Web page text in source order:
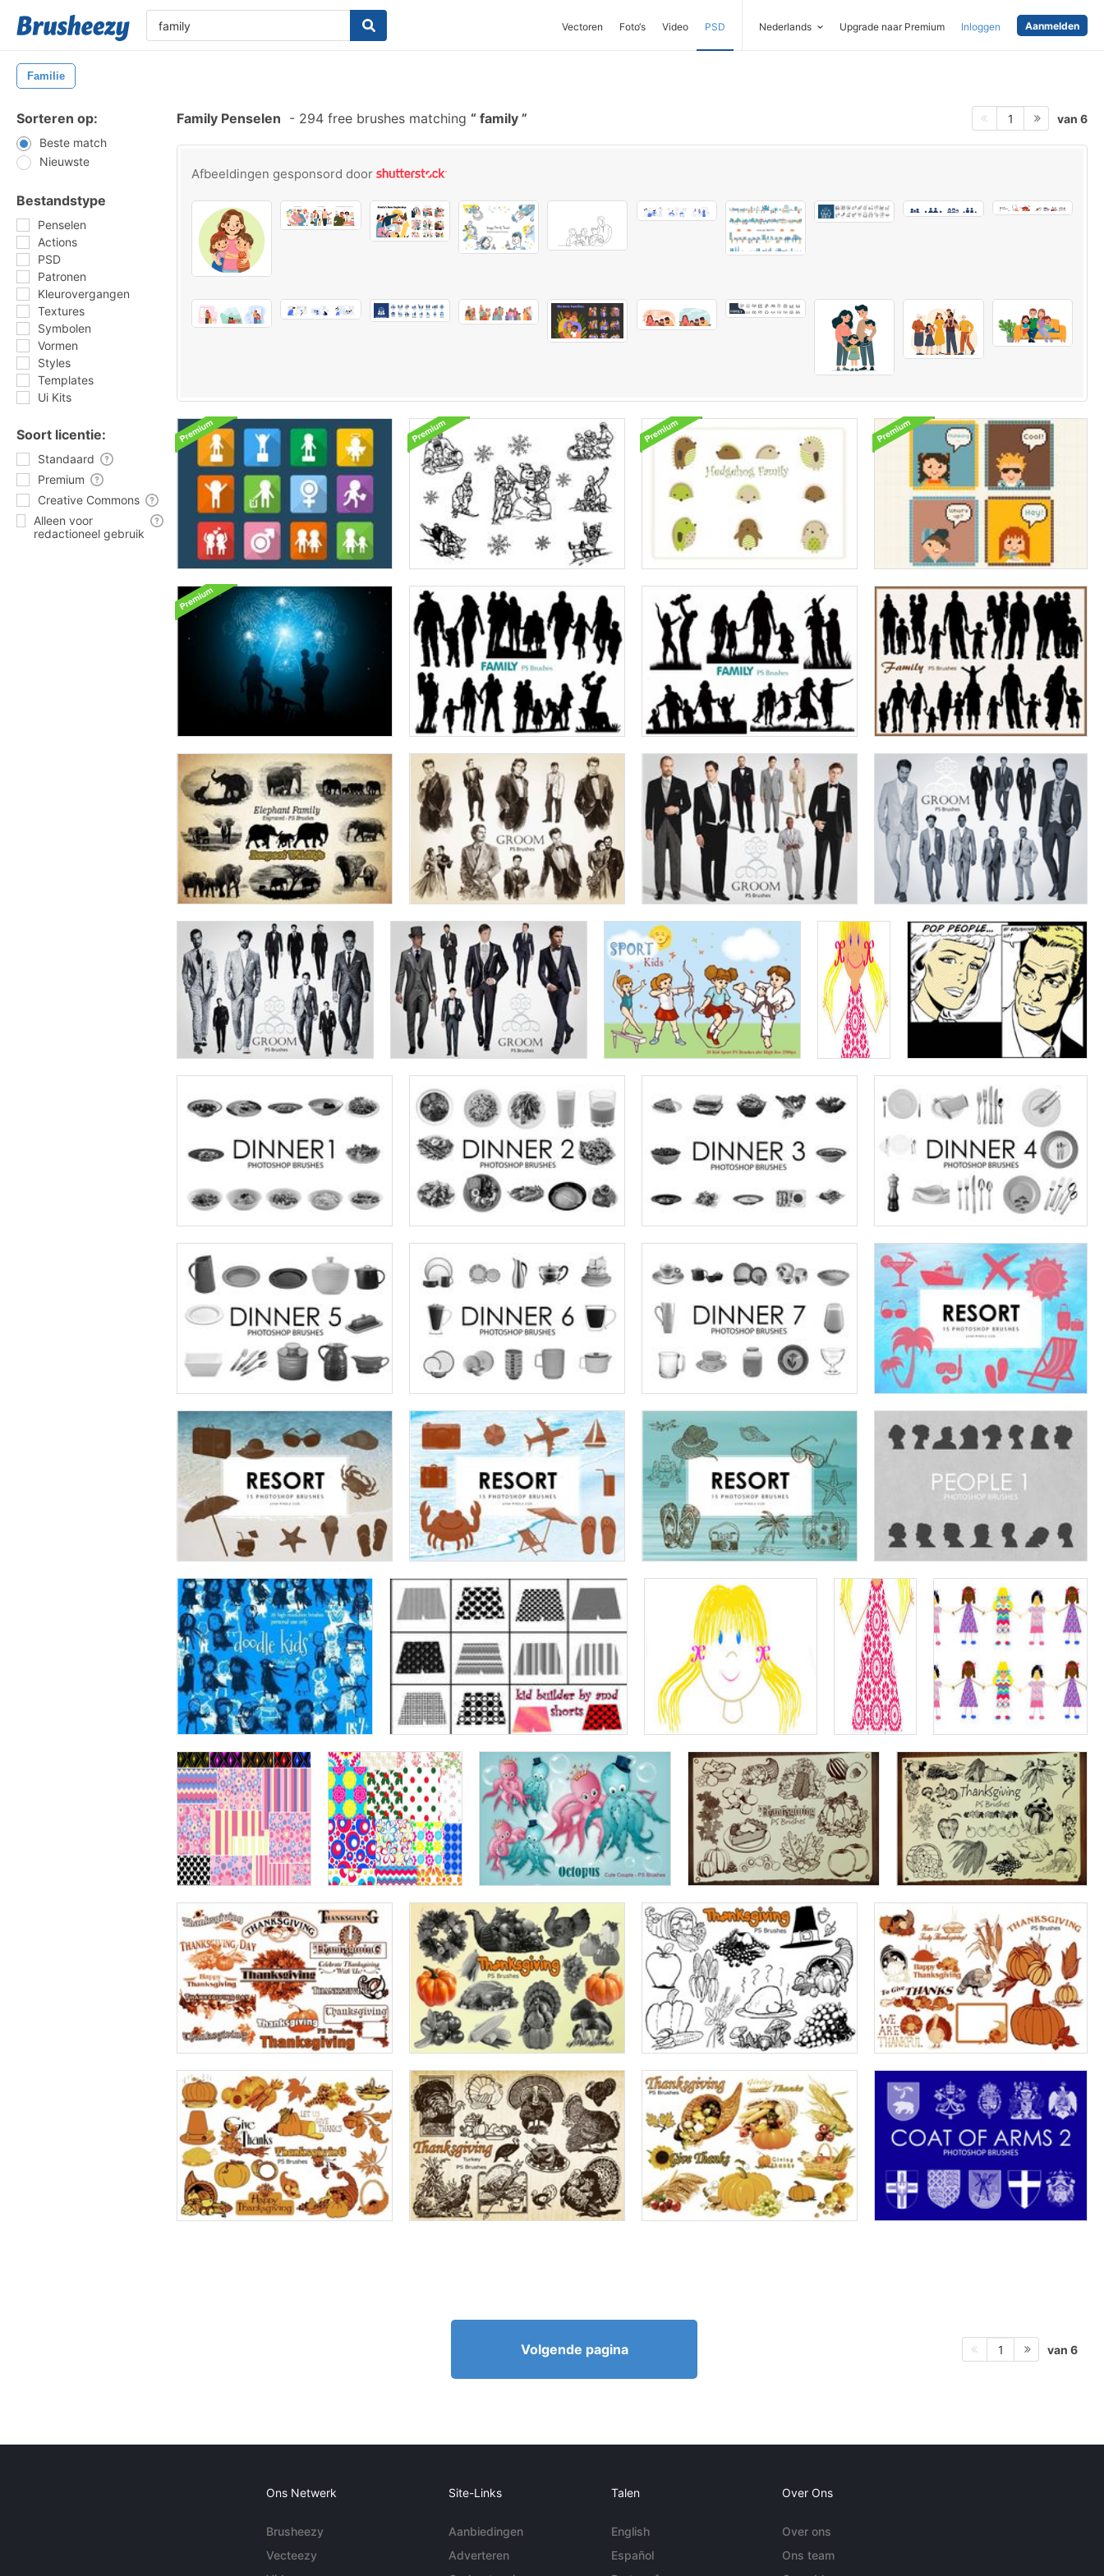
Vectoren Foto‘s Video PSD Nederlands Upgrade naar Premium Inloggen Aanmelden
Familie
Sorteren op:
Beste match
Nieuwste
Bestandstype
Penselen
Actions
PSD
Patronen
Kleurovergangen
Textures
Symbolen
Vormen
Styles
Templates
Ui Kits
Soort licentie:
Standaard
Premium
Creative Commons
Alleen voor
redactioneel gebruik
Family Penselen - 294 free brushes matching family 1 van 6
Afbeeldingen gesponsord door
Volgende pagina 1 van 6
Ons Netwerk
Brusheezy
Vecteezy
Site-Links
Aanbiedingen
Adverteren
Talen
English
Español
Over Ons
Over ons
Ons team